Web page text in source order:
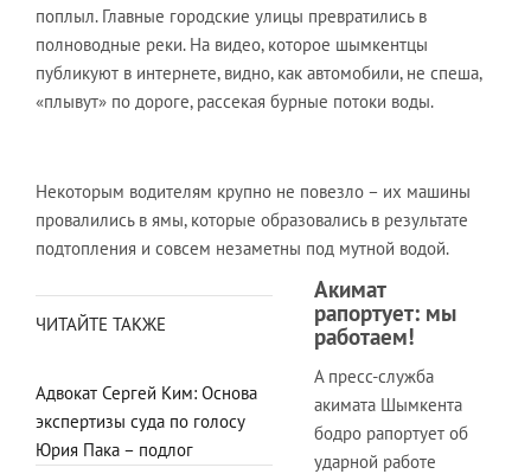
поплыл. Главные городские улицы превратились в
полноводные реки. На видео, которое шымкентцы
публикуют в интернете, видно, как автомобили, не спеша,
«плывут» по дороге, рассекая бурные потоки воды.
Некоторым водителям крупно не повезло – их машины
провалились в ямы, которые образовались в результате
подтопления и совсем незаметны под мутной водой.
ЧИТАЙТЕ ТАКЖЕ
Адвокат Сергей Ким: Основа
экспертизы суда по голосу
Юрия Пака – подлог
Акимат
рапортует: мы
работаем!
А пресс-служба
акимата Шымкента
бодро рапортует об
ударной работе